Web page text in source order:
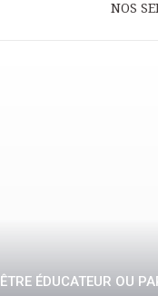
NOS
ÊTRE ÉDUCATEUR OU